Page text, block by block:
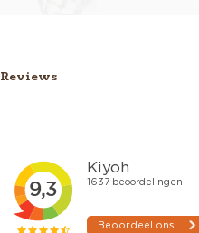
Reviews